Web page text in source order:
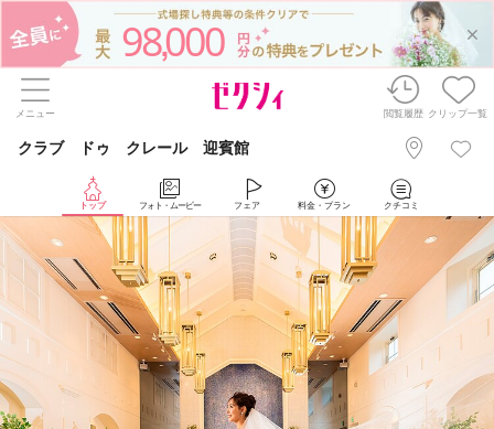
98,000
メニュー 閲覧履歴 クリップ一覧
クラブ ドゥ クレール 迎賓館
トップ フォト・ムービー フェア 料金・プラン クチコミ